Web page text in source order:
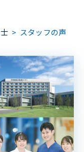
> スタッフの声